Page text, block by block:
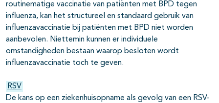
routinematige vaccinatie van patiënten met BPD tegen
influenza, kan het structureel en standaard gebruik van
influenzavaccinatie bij patiënten met BPD niet worden
aanbevolen. Niettemin kunnen er individuele
omstandigheden bestaan waarop besloten wordt
influenzavaccinatie toch te geven.
RSV
De kans op een ziekenhuisopname als gevolg van een RSV-